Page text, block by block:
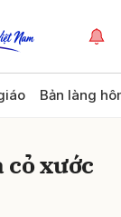
Bản làng
cỏ xước